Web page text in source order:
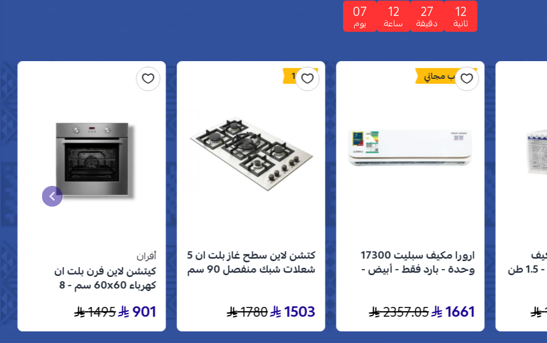
10
ثانية 27
دقيقة 12
ساعة 07
يوم
شباك 18000 وحدة - 1.5 طن
تركيب مجاني
ارورا مكيف سبليت 17300
وحدة - بارد فقط - أبيض -
1661
2357.05
16%
كتشن لاين سطح غاز بلت ان 5
شعلات شبك منفصل 90 سم
1503
1780
أفران
كيتشن لاين فرن بلت ان
كهرباء 60x60 سم - 8
70S
901
1495